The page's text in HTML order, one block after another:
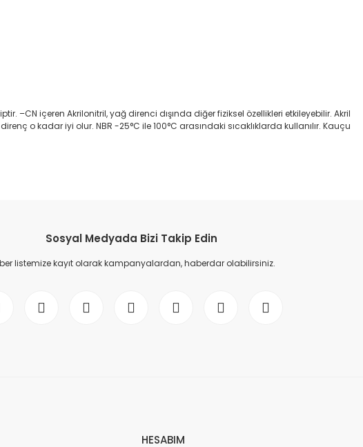
–CN içeren Akrilonitril, yağ direnci dışında diğer fiziksel özellikleri etkileyebilir. Akril
o kadar iyi olur. NBR -25°C ile 100°C arasındaki sıcaklıklarda kullanılır. Kauçu
Sosyal Medyada Bizi Takip Edin
listemize kayıt olarak kampanyalardan, haberdar olabilirsiniz.
HESABIM